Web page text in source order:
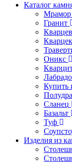
Каталог
Мрамор
Гранит
Оникс
Купить
Сланец
Базальт
Туф
Изделия из